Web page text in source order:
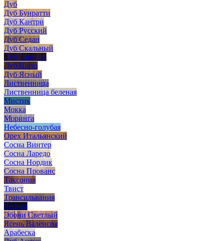
Дуб
Дуб Бунратти
Дуб Кантри
Дуб Русский
Дуб Седан
Дуб Скальный
Дуб Тортона
Дуб Шато
Дуб Ясный
Лиственница
Лиственница беленая
Мистик
Мокка
Моринга
Небесно-голубая
Орех Итальянский
Сосна Винтер
Сосна Ларедо
Сосна Нордик
Сосна Прованс
Таксония
Твист
Трансильвания
Черная
Эбони Светлый
Ясень Валенсия
Арабеска